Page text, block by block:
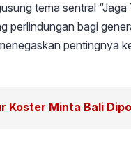
tema sentral
perlindungan bagi
pentingnya
Koster Minta Bali